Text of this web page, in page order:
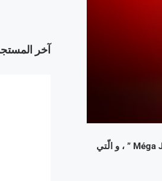
مثلما وعد مستعمليه الأوفياء ، يعود مشغّل الإتّصالات المميّز أوريدو تونس ، مرّة أخرى ، و يطلق من جديد لعبته الكبرى ” Méga Jeu ” ، و الّتي
آخر